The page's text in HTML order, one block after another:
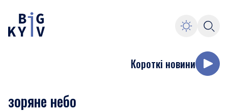
Короткі новини
зоряне небо